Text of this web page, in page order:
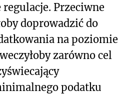
Przeciwne
doprowadzić do
na poziomie
zarówno cel
podatku